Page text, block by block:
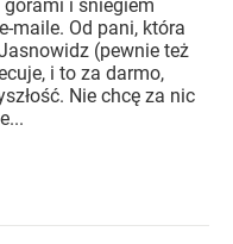
i śniegiem
maile. Od pani, która
(pewnie też
i to za darmo,
Nie chcę za nic